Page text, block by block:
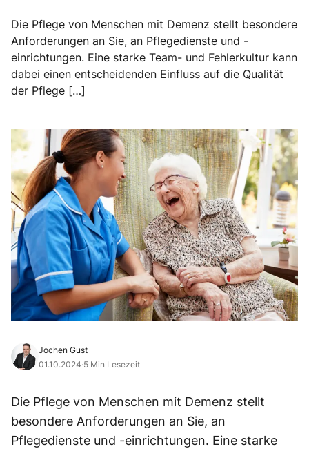
Die Pflege von Menschen mit Demenz stellt besondere
Anforderungen an Sie, an Pflegedienste und -
einrichtungen. Eine starke Team- und Fehlerkultur kann
dabei einen entscheidenden Einfluss auf die Qualität
der Pflege […]
Jochen Gust
01.10.2024·5 Min Lesezeit
Die Pflege von Menschen mit Demenz stellt
besondere Anforderungen an Sie, an
Pflegedienste und -einrichtungen. Eine starke